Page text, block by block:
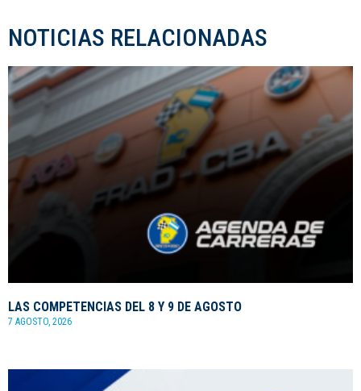
NOTICIAS RELACIONADAS
LAS COMPETENCIAS DEL 8 Y 9 DE AGOSTO
7 AGOSTO, 2026